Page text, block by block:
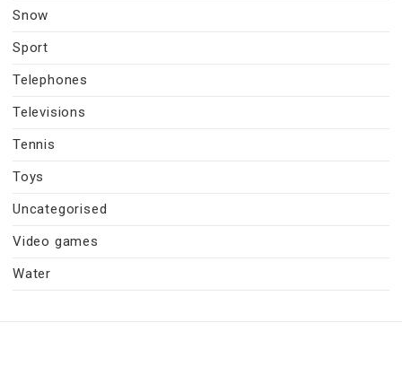
Snow
Sport
Telephones
Televisions
Tennis
Toys
Uncategorised
Video games
Water